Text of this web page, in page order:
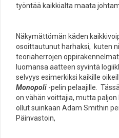
työntää kaikkialta maata
Näkymättömän käden
osoittautunut harhaksi, kuten
teoriaherrojen
luomansa aatteen syvintä
selvyys esimerkiksi kaikille
Monopoli -pelin pelaajille.
on vähän voittajia, mutta paljon
ollut suinkaan Adam Smithin
Päinvastoin,